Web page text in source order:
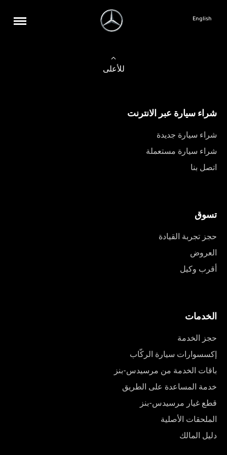
English
للأعلى
شراء سيارة عبر الانترنت
شراء سيارة جديدة
شراء سيارة مستعملة
اتصل بنا
تسوق
حجز تجربة القيادة
العروض
أقرب وكيل
الخدمات
حجز الخدمة
إكسسوارات سيارة الركّاب
باقات الخدمة من مرسيدس-بنز
خدمة المساعدة على الطريق
قطع غيار مرسيدس-بنز
الملحقات الأصلية
دليل المالك